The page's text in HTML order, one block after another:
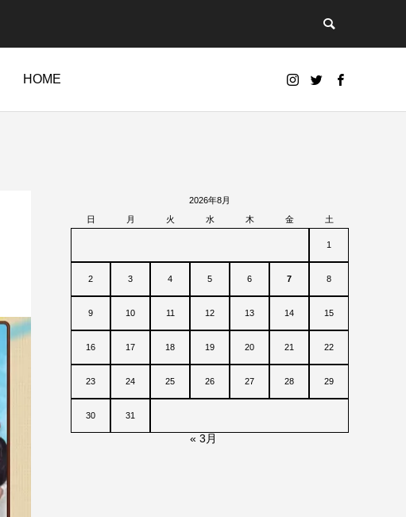
HOME
2026年8月
日
月 火 水 木 金 土
1
2 3 4 5 6 7 8
9 10 11 12 13 14 15
16 17 18 19 20 21 22
23 24 25 26 27 28 29
30 31
« 3月